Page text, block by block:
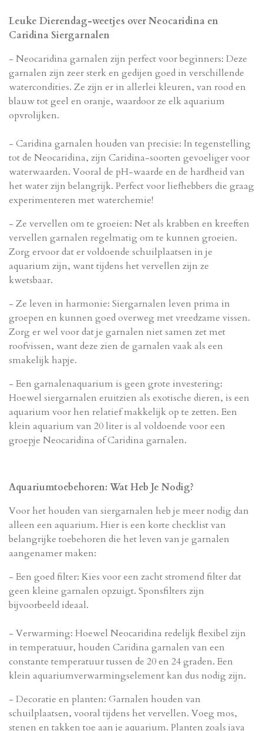
Leuke Dierendag-weetjes over Neocaridina en
Caridina Siergarnalen
- Neocaridina garnalen zijn perfect voor beginners: Deze
garnalen zijn zeer sterk en gedijen goed in verschillende
watercondities. Ze zijn er in allerlei kleuren, van rood en
blauw tot geel en oranje, waardoor ze elk aquarium
opvrolijken.
- Caridina garnalen houden van precisie: In tegenstelling
tot de Neocaridina, zijn Caridina-soorten gevoeliger voor
waterwaarden. Vooral de pH-waarde en de hardheid van
het water zijn belangrijk. Perfect voor liefhebbers die graag
experimenteren met waterchemie!
- Ze vervellen om te groeien: Net als krabben en kreeften
vervellen garnalen regelmatig om te kunnen groeien.
Zorg ervoor dat er voldoende schuilplaatsen in je
aquarium zijn, want tijdens het vervellen zijn ze
kwetsbaar.
- Ze leven in harmonie: Siergarnalen leven prima in
groepen en kunnen goed overweg met vreedzame vissen.
Zorg er wel voor dat je garnalen niet samen zet met
roofvissen, want deze zien de garnalen vaak als een
smakelijk hapje.
- Een garnalenaquarium is geen grote investering:
Hoewel siergarnalen eruitzien als exotische dieren, is een
aquarium voor hen relatief makkelijk op te zetten. Een
klein aquarium van 20 liter is al voldoende voor een
groepje Neocaridina of Caridina garnalen.
Aquariumtoebehoren: Wat Heb Je Nodig?
Voor het houden van siergarnalen heb je meer nodig dan
alleen een aquarium. Hier is een korte checklist van
belangrijke toebehoren die het leven van je garnalen
aangenamer maken:
- Een goed filter: Kies voor een zacht stromend filter dat
geen kleine garnalen opzuigt. Sponsfilters zijn
bijvoorbeeld ideaal.
- Verwarming: Hoewel Neocaridina redelijk flexibel zijn
in temperatuur, houden Caridina garnalen van een
constante temperatuur tussen de 20 en 24 graden. Een
klein aquariumverwarmingselement kan dus nodig zijn.
- Decoratie en planten: Garnalen houden van
schuilplaatsen, vooral tijdens het vervellen. Voeg mos,
stenen en takken toe aan je aquarium. Planten zoals java